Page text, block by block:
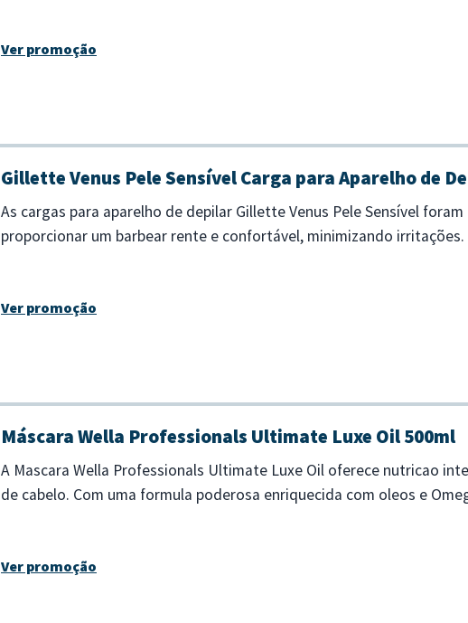
Ver promoção
Gillette Venus Pele Sensível Carga para Aparelho de
As cargas para aparelho de depilar Gillette Venus Pele Sensível
proporcionar um barbear rente e confortável, minimizando
Ver promoção
Máscara Wella Professionals Ultimate Luxe Oil 500ml
A Mascara Wella Professionals Ultimate Luxe Oil oferece nutricao
de cabelo. Com uma formula poderosa enriquecida com oleos e
Ver promoção